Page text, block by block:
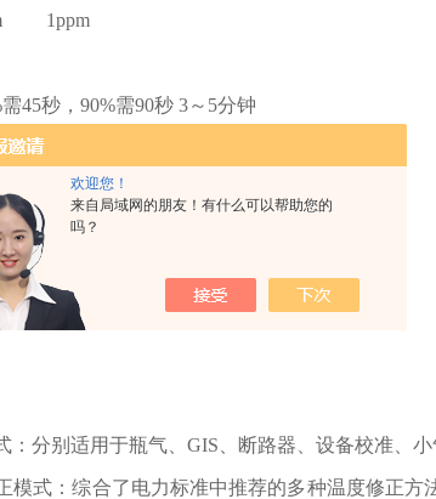
欢迎您！
来自局域网的朋友！有什么可以帮助您的
吗？
1ppm
45秒，90%需90秒 3～5分钟
充满后可使用10小时
＋80℃
别适用于瓶气、GIS、断路器、设备校准、小
：综合了电力标准中推荐的多种温度修正方